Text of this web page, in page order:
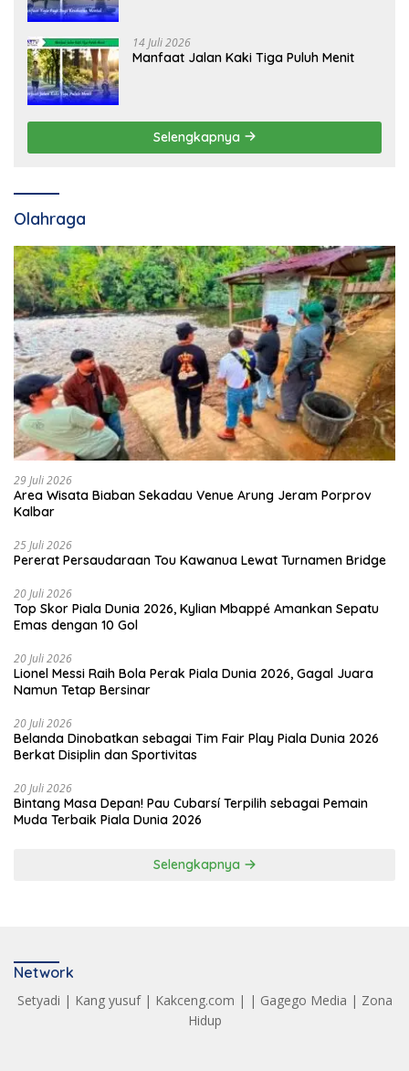
14 Juli 2026
Manfaat Jalan Kaki Tiga Puluh Menit
Selengkapnya
Olahraga
29 Juli 2026
Area Wisata Biaban Sekadau Venue Arung Jeram Porprov
Kalbar
25 Juli 2026
Pererat Persaudaraan Tou Kawanua Lewat Turnamen Bridge
20 Juli 2026
Top Skor Piala Dunia 2026, Kylian Mbappé Amankan Sepatu
Emas dengan 10 Gol
20 Juli 2026
Lionel Messi Raih Bola Perak Piala Dunia 2026, Gagal Juara
Namun Tetap Bersinar
20 Juli 2026
Belanda Dinobatkan sebagai Tim Fair Play Piala Dunia 2026
Berkat Disiplin dan Sportivitas
20 Juli 2026
Bintang Masa Depan! Pau Cubarsí Terpilih sebagai Pemain
Muda Terbaik Piala Dunia 2026
Selengkapnya
Network
Setyadi | Kang yusuf| Kakceng.com | | Gagego Media | Zona
Hidup